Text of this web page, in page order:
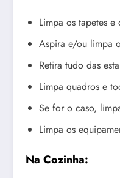
Limpa os tapetes
Aspira e/ou limpa
Retira tudo das
Limpa quadros e
Se for o caso,
Limpa os
Na Cozinha: